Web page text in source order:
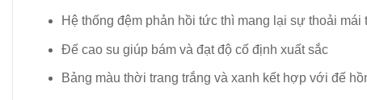
Hệ thống đệm phản hồi tức thì mang lại sự thoải mái
Đế cao su giúp bám và đạt độ cố định xuất sắc
Bảng màu thời trang trắng và xanh kết hợp với đế